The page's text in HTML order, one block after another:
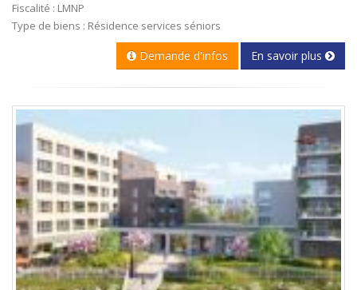
Fiscalité : LMNP
Type de biens : Résidence services séniors
Demande d'infos En savoir plus